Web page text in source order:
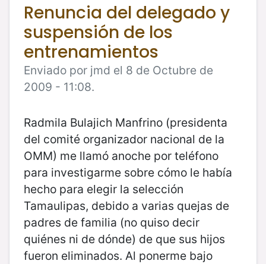
Renuncia del delegado y
suspensión de los
entrenamientos
Enviado por jmd el 8 de Octubre de
2009 - 11:08.
Radmila Bulajich Manfrino (presidenta
del comité organizador nacional de la
OMM) me llamó anoche por teléfono
para investigarme sobre cómo le había
hecho para elegir la selección
Tamaulipas, debido a varias quejas de
padres de familia (no quiso decir
quiénes ni de dónde) de que sus hijos
fueron eliminados. Al ponerme bajo